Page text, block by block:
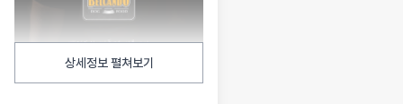
상세정보 펼쳐보기